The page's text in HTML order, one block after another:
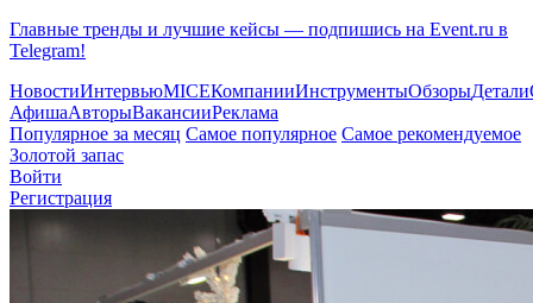
Главные тренды и лучшие кейсы — подпишись на Event.ru в
Telegram!
НовостиИнтервьюMICEКомпанииИнструментыОбзорыДетали
АфишаАвторыВакансииРеклама
Популярное за месяц Самое популярное Самое рекомендуемое
Золотой запас
Войти
Регистрация